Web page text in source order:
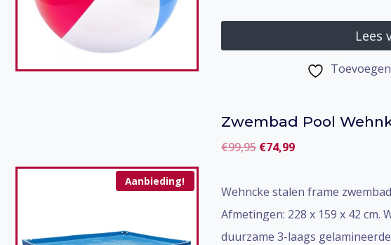
Lees
Aanbieding!
Zwembad Pool
€99,95 Oorspronkelijke
was:
€99,95.
€74,99Huidige
is:
€74,99.
Wehncke stalen frame
Afmetingen: 228 x 159 x 42 cm.
duurzame 3-laags